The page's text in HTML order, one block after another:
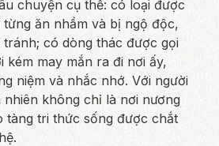
chuyện cụ thể: có loại được
ăn nhầm và bị ngộ độc,
tránh; có dòng thác được gọi
kém may mắn ra đi nơi ấy,
niệm và nhắc nhớ. Với người
nhiên không chỉ là nơi nương
tàng tri thức sống được chắt